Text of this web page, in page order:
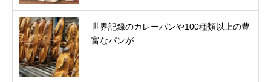
世界記録のカレーパンや100種類以上の豊
富なパンが...